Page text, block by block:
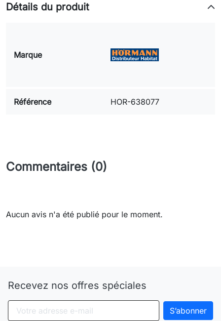
Détails du produit
Marque
Référence HOR-638077
Commentaires (0)
Aucun avis n'a été publié pour le moment.
Recevez nos offres spéciales